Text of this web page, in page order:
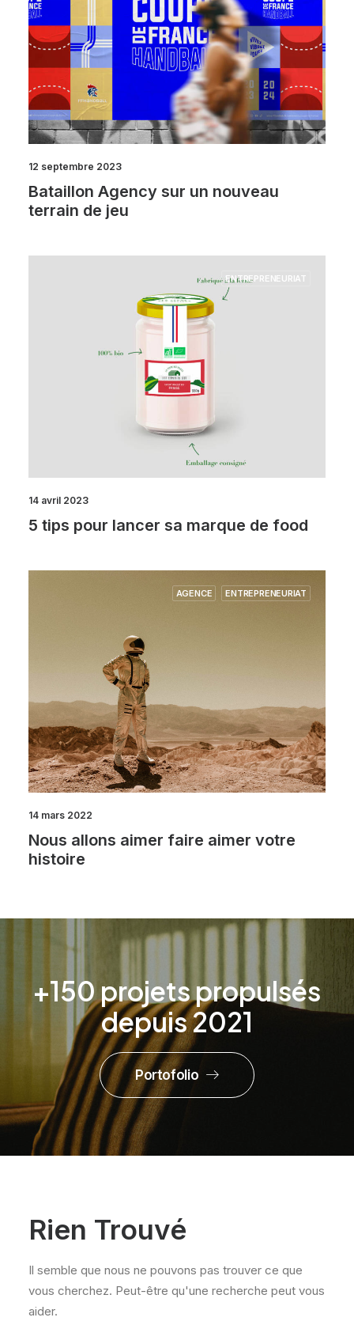
12 septembre 2023
Bataillon Agency sur un nouveau
terrain de jeu
ENTREPRENEURIAT
14 avril 2023
5 tips pour lancer sa marque de food
AGENCE ENTREPRENEURIAT
14 mars 2022
Nous allons aimer faire aimer votre
histoire
+150 projets propulsés
depuis 2021
Portofolio
Rien Trouvé
Il semble que nous ne pouvons pas trouver ce que
vous cherchez. Peut-être qu'une recherche peut vous
aider.